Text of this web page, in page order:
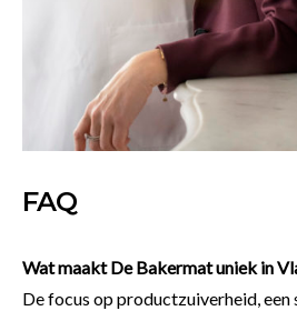
FAQ
Wat maakt De Bakermat uniek in
De focus op productzuiverheid, een